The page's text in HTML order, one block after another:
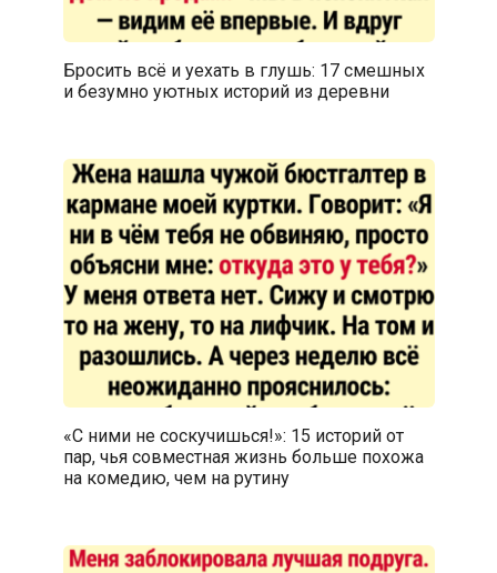
Бросить всё и уехать в глушь: 17 смешных
и безумно уютных историй из деревни
«С ними не соскучишься!»: 15 историй от
пар, чья совместная жизнь больше похожа
на комедию, чем на рутину